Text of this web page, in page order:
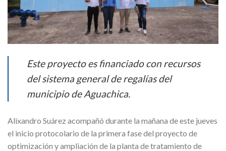
Este proyecto es financiado con recursos
del sistema general de regalías del
municipio de Aguachica.
Alixandro Suárez acompañó durante la mañana de este jueves
el inicio protocolario de la primera fase del proyecto de
optimización y ampliación de la planta de tratamiento de